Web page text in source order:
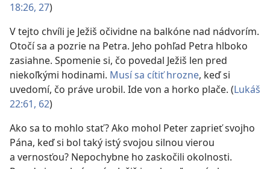
18:26, 27)
V tejto chvíli je Ježiš očividne na balkóne nad nádvorím.
Otočí sa a pozrie na Petra. Jeho pohľad Petra hlboko
zasiahne. Spomenie si, čo povedal Ježiš len pred
niekoľkými hodinami. Musí sa cítiť hrozne, keď si
uvedomí, čo práve urobil. Ide von a horko plače. (Lukáš
22:61, 62)
Ako sa to mohlo stať? Ako mohol Peter zaprieť svojho
Pána, keď si bol taký istý svojou silnou vierou
a vernosťou? Nepochybne ho zaskočili okolnosti.